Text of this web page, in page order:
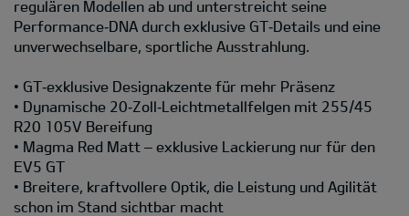
regulären Modellen ab und unterstreicht seine
Performance‑DNA durch exklusive GT‑Details und eine
unverwechselbare, sportliche Ausstrahlung.
• GT‑exklusive Designakzente für mehr Präsenz
• Dynamische 20‑Zoll‑Leichtmetallfelgen mit 255/45
R20 105V Bereifung
• Magma Red Matt – exklusive Lackierung nur für den
EV5 GT
• Breitere, kraftvollere Optik, die Leistung und Agilität
schon im Stand sichtbar macht